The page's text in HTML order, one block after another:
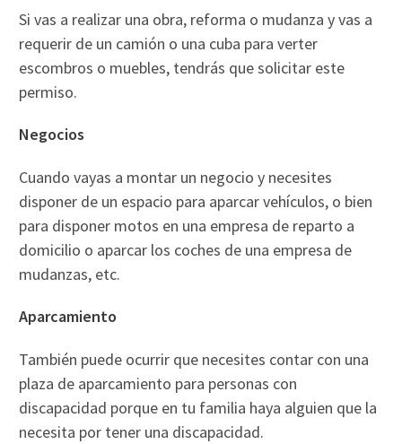
Si vas a realizar una obra, reforma o mudanza y vas a
requerir de un camión o una cuba para verter
escombros o muebles, tendrás que solicitar este
permiso.
Negocios
Cuando vayas a montar un negocio y necesites
disponer de un espacio para aparcar vehículos, o bien
para disponer motos en una empresa de reparto a
domicilio o aparcar los coches de una empresa de
mudanzas, etc.
Aparcamiento
También puede ocurrir que necesites contar con una
plaza de aparcamiento para personas con
discapacidad porque en tu familia haya alguien que la
necesita por tener una discapacidad.